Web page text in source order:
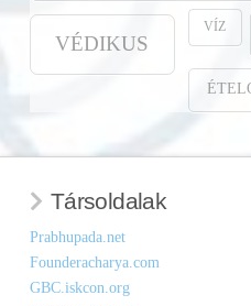
VÉDIKUS
VÍZ
Társoldalak
Prabhupada.net
Founderacharya.com
GBC.iskcon.org